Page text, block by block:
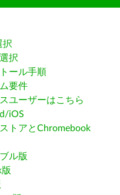
択
択
ール手順
要件
ユーザーはこちら
iOS
トアとChromebook
ル版